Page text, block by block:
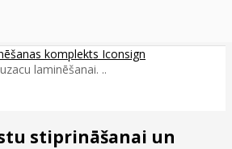
komplekts Iconsign
laminēšanai. ..
stiprināšanai un